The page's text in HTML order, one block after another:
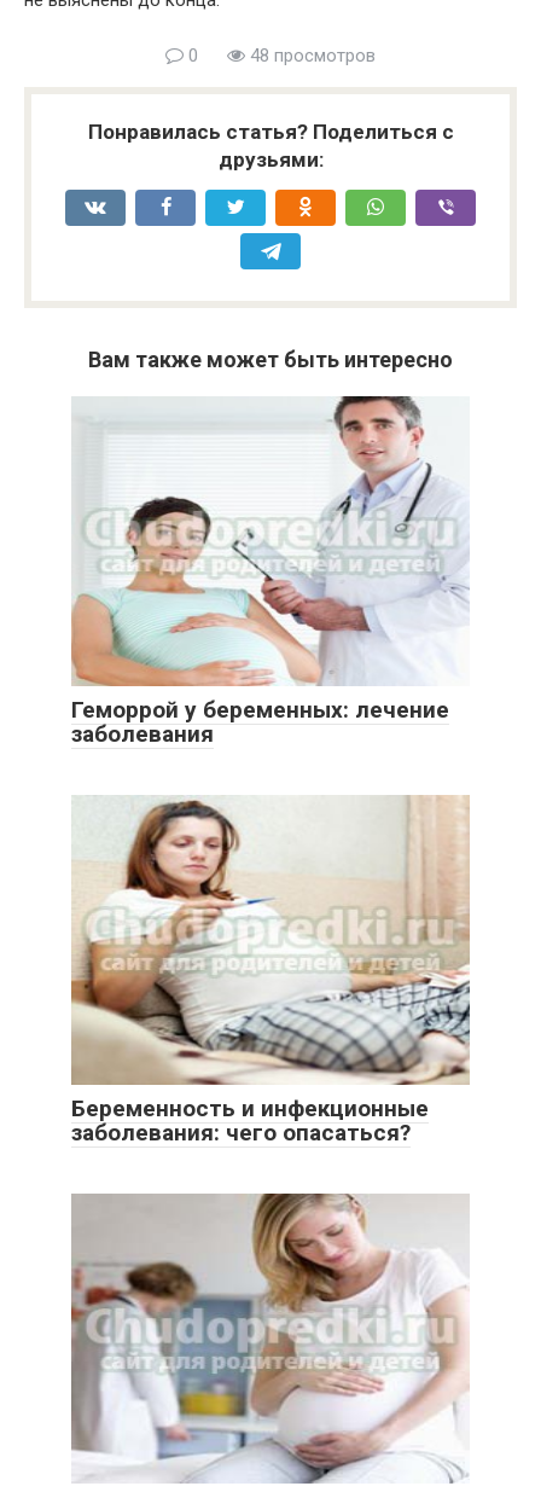
0 48 просмотров
Понравилась статья? Поделиться с
друзьями:
Вам также может быть интересно
Геморрой у беременных: лечение
заболевания
Беременность и инфекционные
заболевания: чего опасаться?